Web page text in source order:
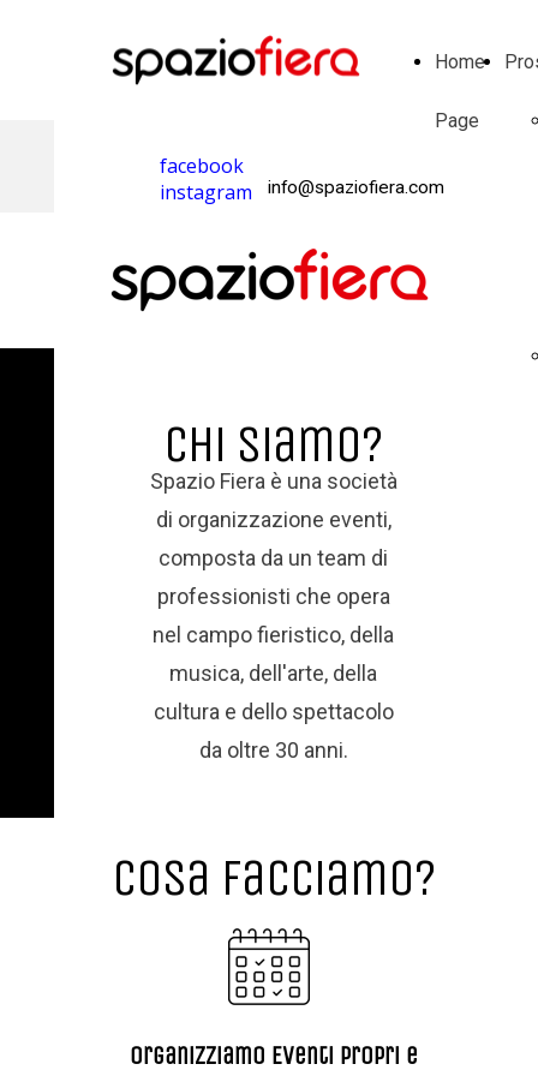
Home
Page
facebook
instagram
info@spaziofiera.com
Chi siamo?
Spazio Fiera è una società
di organizzazione eventi,
composta da un team di
professionisti che opera
nel campo fieristico, della
musica, dell'arte, della
cultura e dello spettacolo
da oltre 30 anni.
Cosa Facciamo?
Organizziamo Eventi propri e